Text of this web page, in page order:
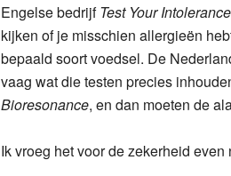
Engelse bedrijfTest Your Intolerance
kijken of je misschien allergieën
bepaald soort voedsel. De
vaag wat die testen precies
Bioresonance, en dan moeten de
Ik vroeg het voor de zekerheid